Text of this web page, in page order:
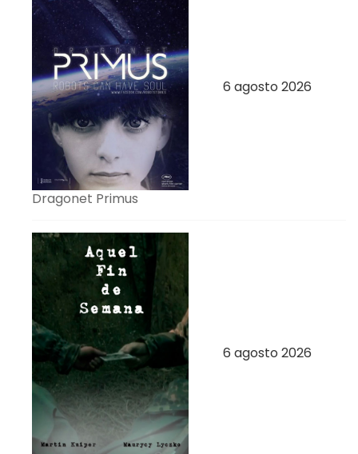
Dragonet Primus
6 agosto 2026
6 agosto 2026